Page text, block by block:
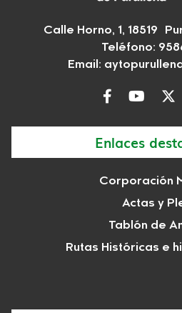
Calle Horno, 1, 18519
Teléfono:
Email:
Enlaces
Corporación
Actas y
Tablón de
Rutas Históricas e